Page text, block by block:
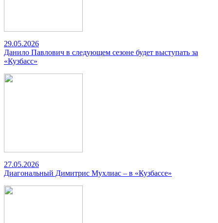
29.05.2026
Данило Павлович в следующем сезоне будет выступать за
«Кузбасс»
27.05.2026
Диагональный Димитрис Мухлиас – в «Кузбассе»